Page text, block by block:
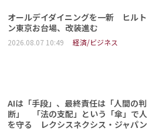
オールデイダイニングを一新 ヒルト
ン東京お台場、改装進む
2026.08.07 10:49 経済/ビジネス
AIは「手段」、最終責任は「人間の判
断」 「法の支配」という「傘」で人
を守る レクシスネクシス・ジャパン